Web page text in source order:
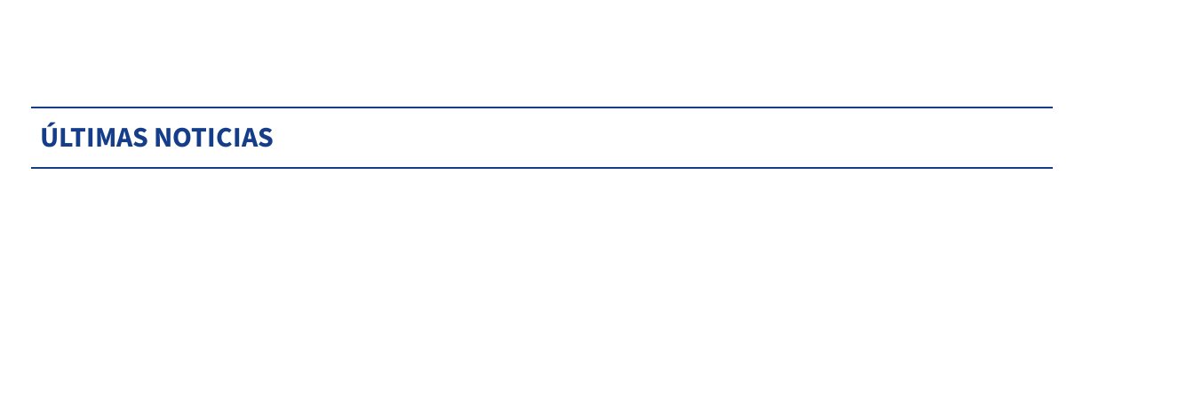
ÚLTIMAS NOTICIAS